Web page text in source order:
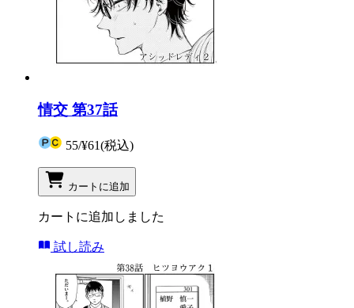
情交 第37話
55/¥61(税込)
カートに追加
カートに追加しました
試し読み